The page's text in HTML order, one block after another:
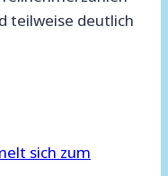
teilweise deutlich